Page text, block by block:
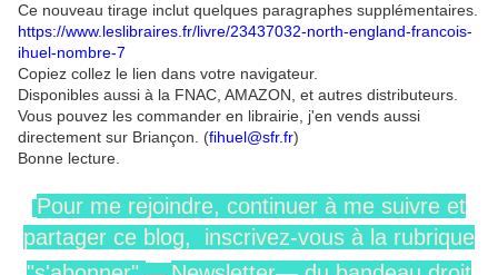
Ce nouveau tirage inclut quelques paragraphes supplémentaires.
https://www.leslibraires.fr/livre/23437032-north-england-francois-
ihuel-nombre-7
Copiez collez le lien dans votre navigateur.
Disponibles aussi à la FNAC, AMAZON, et autres distributeurs.
Vous pouvez les commander en librairie, j'en vends aussi
directement sur Briançon. (fihuel@sfr.fr)
Bonne lecture.
Pour me rejoindre, continuer à me suivre et
partager ce blog, inscrivez-vous à la rubrique